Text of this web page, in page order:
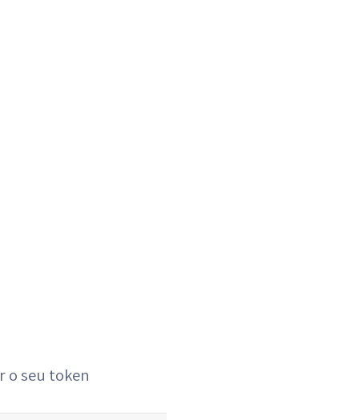
o seu token